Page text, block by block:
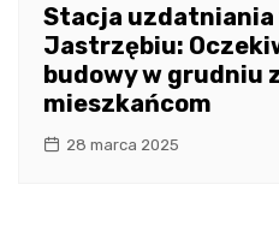
Stacja uzdatniania
Jastrzębiu:
budowy w grudniu
mieszkańcom
28 marca 2025